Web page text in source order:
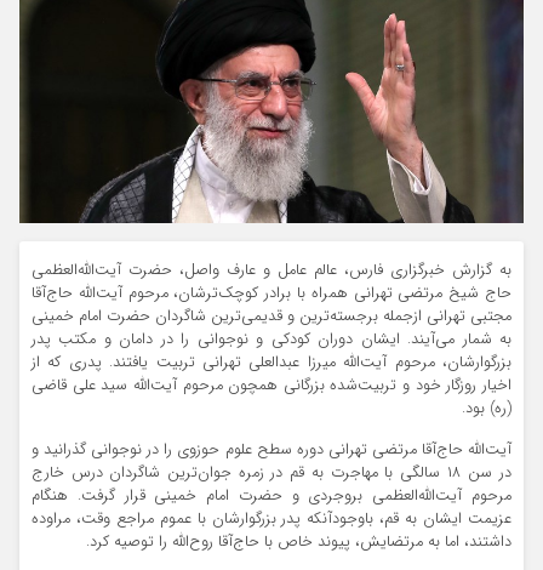
به گزارش خبرگزاری فارس، عالم عامل و عارف واصل، حضرت آیت‌الله‌العظمی
حاج شیخ مرتضی تهرانی همراه با برادر کوچک‌ترشان، مرحوم آیت‌الله حاج‌آقا
مجتبی تهرانی ازجمله برجسته‌ترین و قدیمی‌ترین شاگردان حضرت امام خمینی
به شمار می‌آیند. ایشان دوران کودکی و نوجوانی را در دامان و مکتب پدر
بزرگوارشان، مرحوم آیت‌الله میرزا عبدالعلی تهرانی تربیت یافتند. پدری که از
اخیار روزگار خود و تربیت‌شده بزرگانی همچون مرحوم آیت‌الله سید علی قاضی
(ره) بود.
آیت‌الله حاج‌آقا مرتضی تهرانی دوره سطح علوم حوزوی را در نوجوانی گذرانید و
در سن ۱۸ سالگی با مهاجرت به قم در زمره جوان‌ترین شاگردان درس خارج
مرحوم آیت‌الله‌العظمی بروجردی و حضرت امام خمینی قرار گرفت. هنگام
عزیمت ایشان به قم، باوجودآنکه پدر بزرگوارشان با عموم مراجع وقت، مراوده
داشتند، اما به مرتضایش، پیوند خاص با حاج‌آقا روح‌الله را توصیه کرد.